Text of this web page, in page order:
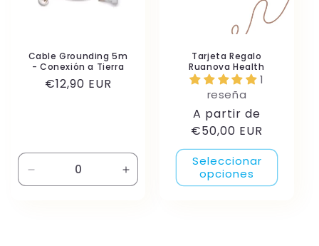
Cable Grounding 5m
- Conexión a Tierra
Precio
€12,90 EUR
cantidad
Aumentar
cantidad
Tarjeta Regalo
Ruanova Health
1
reseña
Precio
habitual
A partir de
€50,00 EUR
Seleccionar
opciones